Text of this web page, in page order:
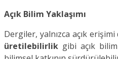
Açık Bilim Yaklaşımı
Dergiler, yalnızca açık erişimi
üretilebilirlik gibi açık